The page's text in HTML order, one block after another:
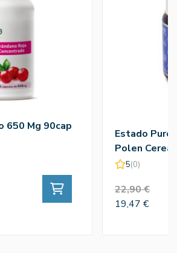
650 Mg 90cap
Estado Puro
Polen
5(0)
22,90 €
19,47 €